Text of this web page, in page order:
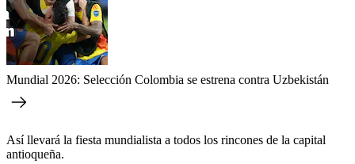
Mundial 2026: Selección Colombia se estrena contra Uzbekistán
Así llevará la fiesta mundialista a todos los rincones de la capital
antioqueña.